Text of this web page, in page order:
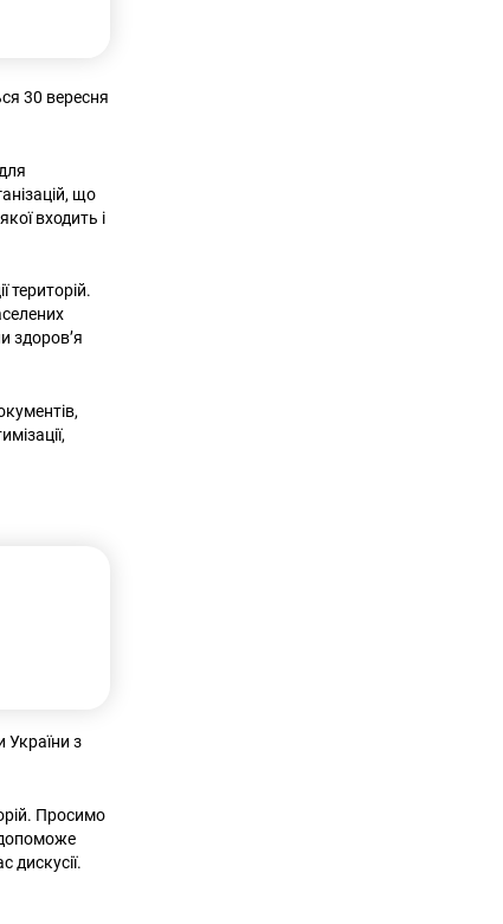
30 вересня
що
входить і
територій.
здоров’я
України з
Просимо
допоможе
дискусії.